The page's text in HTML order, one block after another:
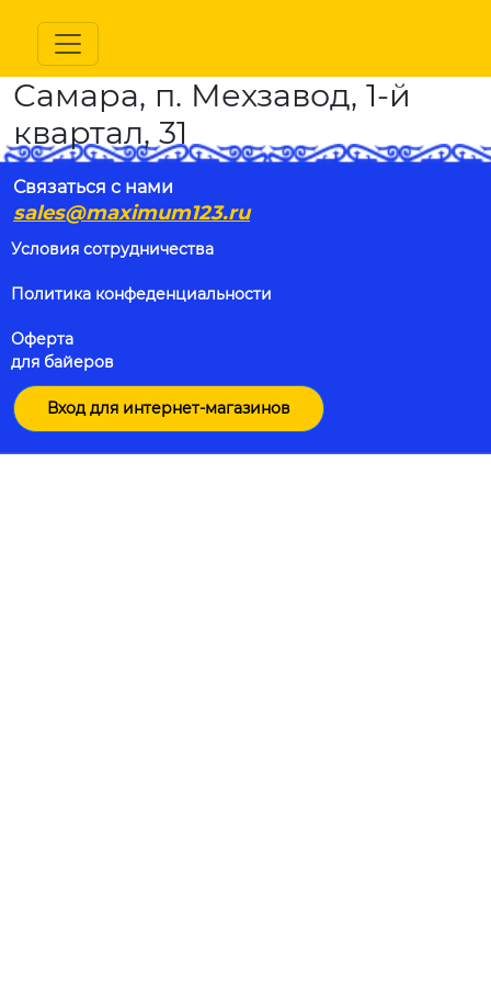
Самара, п. Мехзавод, 1-й
квартал, 31
Связаться с нами
sales@maximum123.ru
Условия сотрудничества
Политика конфеденциальности
Оферта
для байеров
Вход для интернет-магазинов